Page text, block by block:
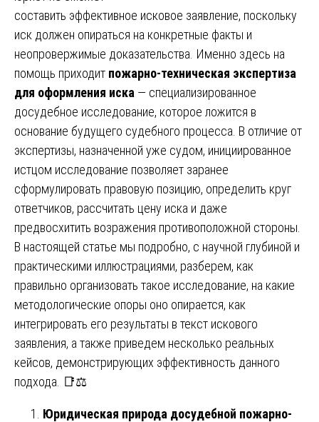
составить эффективное исковое заявление, поскольку
иск должен опираться на конкретные факты и
неопровержимые доказательства. Именно здесь на
помощь приходит пожарно-техническая экспертиза
для оформления иска — специализированное
досудебное исследование, которое ложится в
основание будущего судебного процесса. В отличие от
экспертизы, назначенной уже судом, инициированное
истцом исследование позволяет заранее
сформулировать правовую позицию, определить круг
ответчиков, рассчитать цену иска и даже
предвосхитить возражения противоположной стороны.
В настоящей статье мы подробно, с научной глубиной и
практическими иллюстрациями, разберем, как
правильно организовать такое исследование, на какие
методологические опоры оно опирается, как
интегрировать его результаты в текст искового
заявления, а также приведем несколько реальных
кейсов, демонстрирующих эффективность данного
подхода. 📑⚖️
Юридическая природа досудебной пожарно-